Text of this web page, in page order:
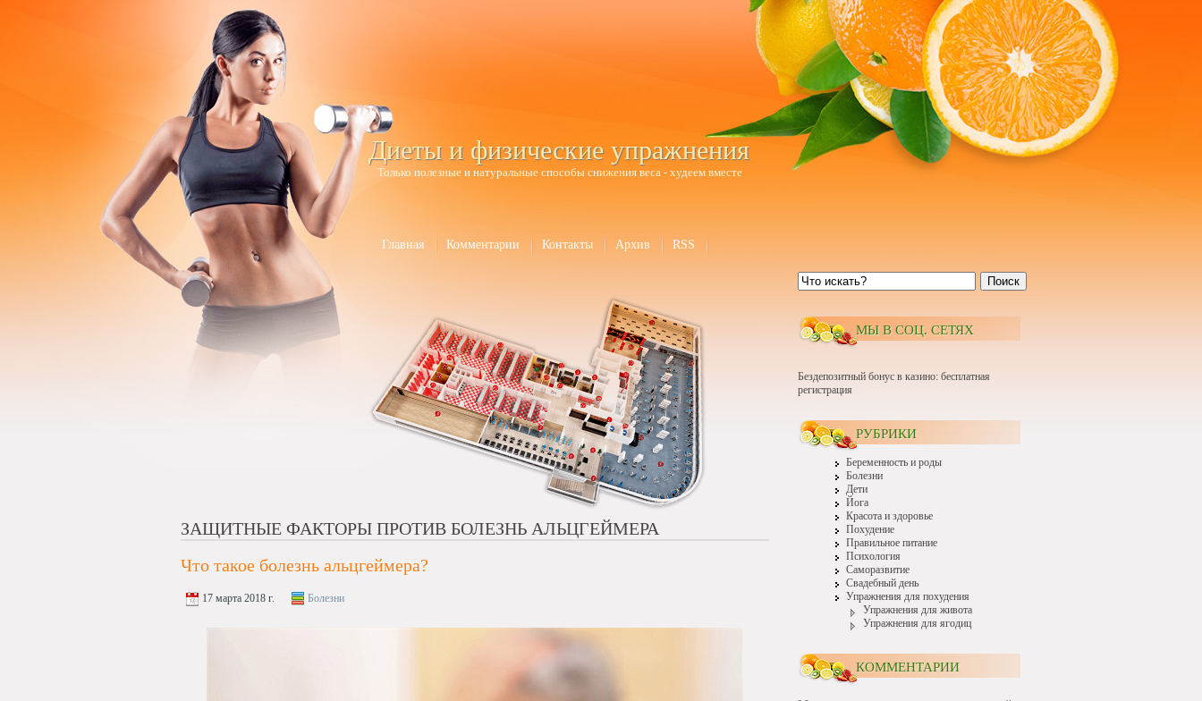
Диеты и физические упражнения
Только полезные и натуральные способы снижения веса - худеем вместе
Главная Комментарии Контакты Архив RSS
ЗАЩИТНЫЕ ФАКТОРЫ ПРОТИВ БОЛЕЗНЬ АЛЬЦГЕЙМЕРА
Что такое болезнь альцгеймера?
17 марта 2018 г. Болезни
Поиск
МЫ В СОЦ. СЕТЯХ
Бездепозитный бонус в казино: бесплатная
регистрация
РУБРИКИ
Беременность и роды
Болезни
Дети
Йога
Красота и здоровье
Похудение
Правильное питание
Психология
Саморазвитие
Свадебный день
Упражнения для похудения
Упражнения для живота
Упражнения для ягодиц
КОММЕНТАРИИ